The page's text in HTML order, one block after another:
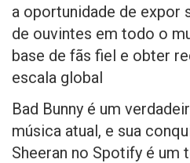
a oportunidade de expor
de ouvintes em todo o
base de fãs fiel e obter
escala global
Bad Bunny é um
música atual, e sua
Sheeran no Spotify é um